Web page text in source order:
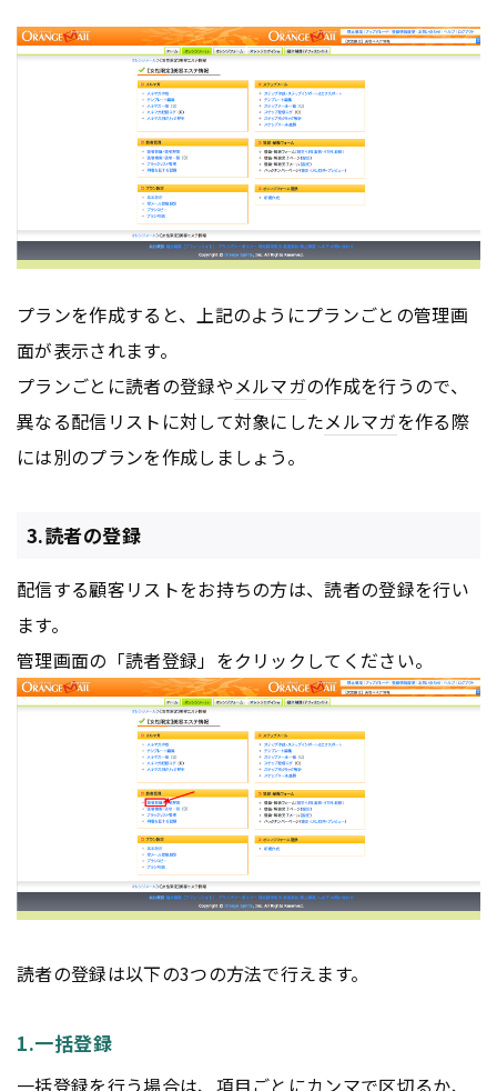
プランを作成すると、上記のようにプランごとの管理画
面が表示されます。
プランごとに読者の登録やメルマガの作成を行うので、
異なる配信リストに対して対象にしたメルマガを作る際
には別のプランを作成しましょう。
3.読者の登録
配信する顧客リストをお持ちの方は、読者の登録を行い
ます。
管理画面の「読者登録」をクリックしてください。
読者の登録は以下の3つの方法で行えます。
1.一括登録
一括登録を行う場合は、項目ごとにカンマで区切るか、